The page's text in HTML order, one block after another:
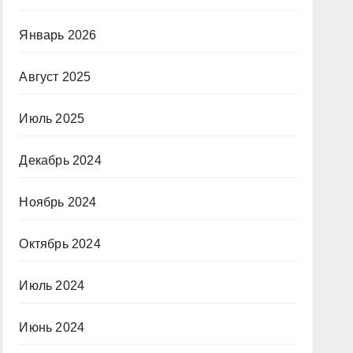
Январь 2026
Август 2025
Июль 2025
Декабрь 2024
Ноябрь 2024
Октябрь 2024
Июль 2024
Июнь 2024